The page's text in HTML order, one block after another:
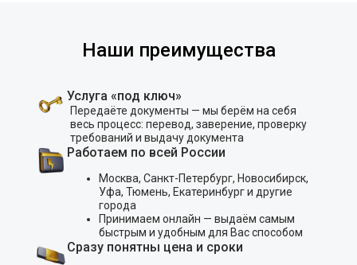
Наши преимущества
Услуга «под ключ»
Передаёте документы — мы берём на себя
весь процесс: перевод, заверение, проверку
требований и выдачу документа
Работаем по всей России
Москва, Санкт-Петербург, Новосибирск,
Уфа, Тюмень, Екатеринбург и другие
города
Принимаем онлайн — выдаём самым
быстрым и удобным для Вас способом
Сразу понятны цена и сроки